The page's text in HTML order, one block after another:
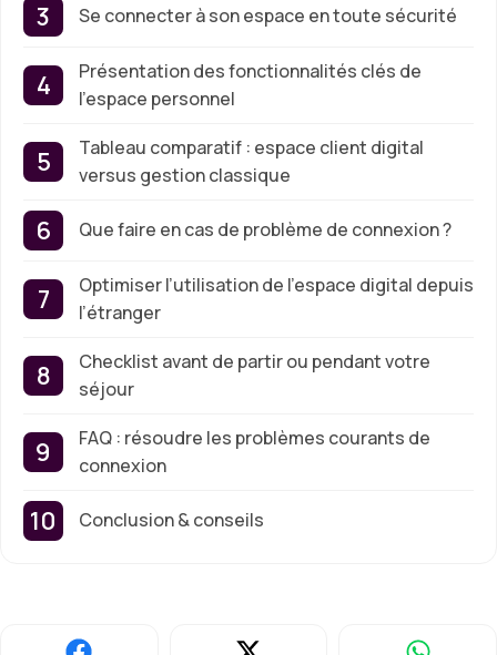
Se connecter à son espace en toute sécurité
Présentation des fonctionnalités clés de
l’espace personnel
Tableau comparatif : espace client digital
versus gestion classique
Que faire en cas de problème de connexion ?
Optimiser l’utilisation de l’espace digital depuis
l’étranger
Checklist avant de partir ou pendant votre
séjour
FAQ : résoudre les problèmes courants de
connexion
Conclusion & conseils